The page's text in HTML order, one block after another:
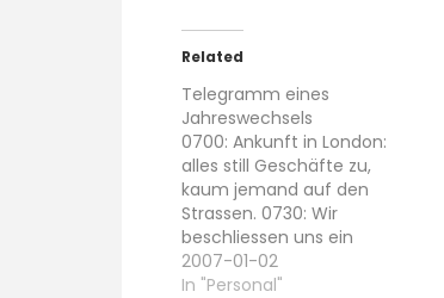
Related
Telegramm eines
Jahreswechsels
0700: Ankunft in London:
alles still Geschäfte zu,
kaum jemand auf den
Strassen. 0730: Wir
beschliessen uns ein
underground-tages-ticket
zu kaufen und fahren ein
2007-01-02
In "Personal"